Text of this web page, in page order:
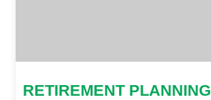
RETIREMENT PLANNING